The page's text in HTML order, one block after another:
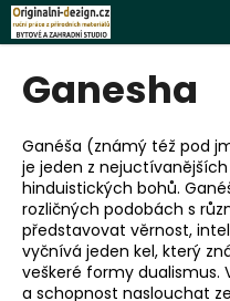
Přejít
na
obsah
Ganesha
Ganéša (známý též pod
je jeden z
hinduistických bohů.
rozličných podobách s
představovat věrnost,
vyčnívá jeden kel, který
veškeré formy dualismus.
a schopnost naslouchat
K
o
o
p
o
t
ř